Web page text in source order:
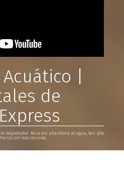
|
de
depredador. Rara vez abandona el agua, tan sólo
con más recursos.